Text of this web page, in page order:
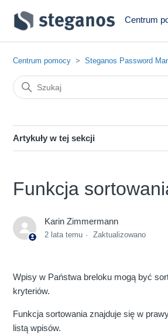
Centrum
Centrum pomocy Steganos Password
Artykuły w tej sekcji
Funkcja
Karin Zimmermann
2 lata temu Zaktualizowano
Wpisy w Państwa breloku mogą być
kryteriów.
Funkcja sortowania znajduje się w
listą wpisów.